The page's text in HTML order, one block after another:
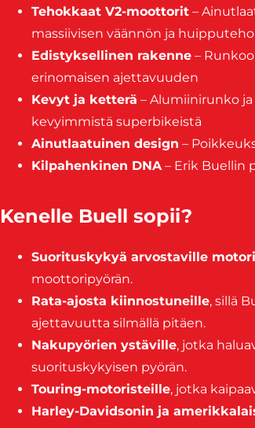
Tehokkaat V2-moottorit –
massiivisen väännön ja
Edistyksellinen rakenne –
erinomaisen ajettavuuden
Kevyt ja ketterä – Alumiinirunko
kevyimmistä superbikeistä
Ainutlaatuinen design –
Kilpahenkinen DNA– Erik Buellin
Kenelle Buell sopii?
Suorituskykyä arvostaville
moottoripyörän.
Rata-ajosta kiinnostuneille, sillä
ajettavuutta silmällä pitäen.
Nakupyörien ystäville, jotka
suorituskykyisen pyörän.
Touring-motoristeille, jotka
Harley-Davidsonin ja